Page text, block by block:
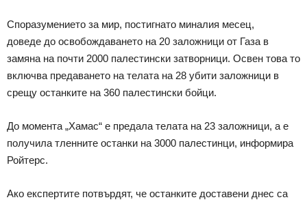
Споразумението за мир, постигнато миналия месец,
доведе до освобождаването на 20 заложници от Газа в
замяна на почти 2000 палестински затворници. Освен това то
включва предаването на телата на 28 убити заложници в
срещу останките на 360 палестински бойци.
До момента „Хамас“ е предала телата на 23 заложници, а е
получила тленните останки на 3000 палестинци, информира
Ройтерс.
Ако експертите потвърдят, че останките доставени днес са